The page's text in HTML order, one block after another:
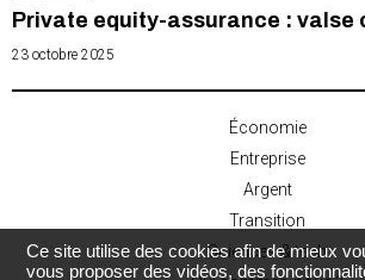
Private equity-assurance : valse
23 octobre 2025
Économie
Entreprise
Argent
Transition
Sciences & tech
Ce site utilise des cookies afin de mieux
vous proposer des vidéos, des